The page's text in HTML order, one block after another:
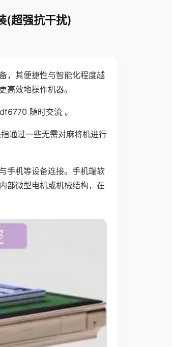
(超强抗干扰)
，其便捷性与智能化程度越
高效地操作机器。
随时交流 。
通过一些无需对麻将机进行
手机等设备连接。手机端软
部微型电机或机械结构，在